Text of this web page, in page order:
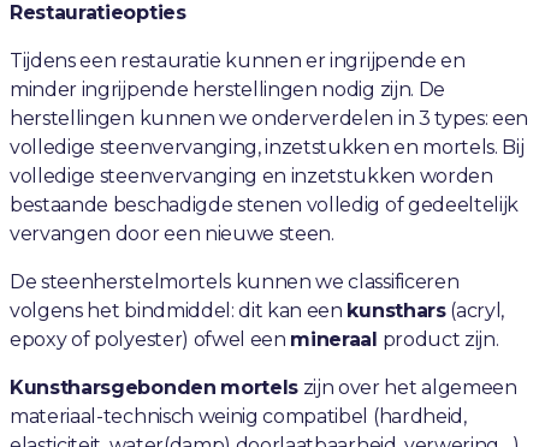
Restauratieopties
Tijdens een restauratie kunnen er ingrijpende en
minder ingrijpende herstellingen nodig zijn. De
herstellingen kunnen we onderverdelen in 3 types: een
volledige steenvervanging, inzetstukken en mortels. Bij
volledige steenvervanging en inzetstukken worden
bestaande beschadigde stenen volledig of gedeeltelijk
vervangen door een nieuwe steen.
De steenherstelmortels kunnen we classificeren
volgens het bindmiddel: dit kan een kunsthars(acryl,
epoxy of polyester) ofwel een mineraal product zijn.
Kunstharsgebonden mortels zijn over het algemeen
materiaal-technisch weinig compatibel (hardheid,